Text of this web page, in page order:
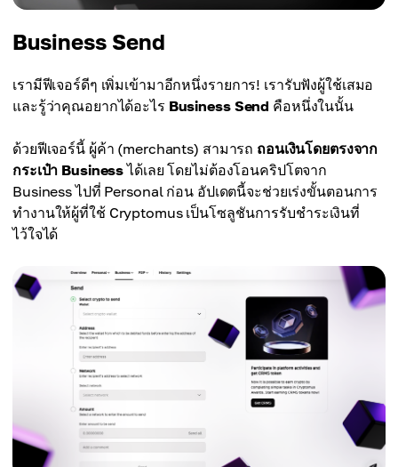
Business Send
เรามีฟีเจอร์ดีๆ เพิ่มเข้ามาอีกหนึ่งรายการ! เรารับฟังผู้ใช้เสมอ
และรู้ว่าคุณอยากได้อะไร Business Send คือหนึ่งในนั้น
ด้วยฟีเจอร์นี้ ผู้ค้า (merchants) สามารถ ถอนเงินโดยตรงจาก
กระเป๋า Businessได้เลย โดยไม่ต้องโอนคริปโตจาก
Business ไปที่ Personal ก่อน อัปเดตนี้จะช่วยเร่งขั้นตอนการ
ทำงานให้ผู้ที่ใช้ Cryptomus เป็นโซลูชันการรับชำระเงินที่
ไว้ใจได้